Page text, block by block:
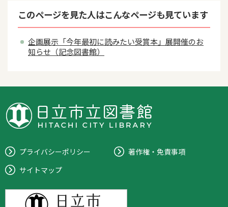
このページを見た人はこんなページも見ています
企画展示「今年最初に読みたい受賞本」展開催のお
知らせ（記念図書館）
プライバシーポリシー
著作権・免責事項
サイトマップ